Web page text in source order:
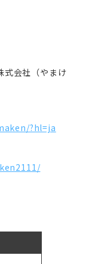
式会社（やまけ
?hl=ja